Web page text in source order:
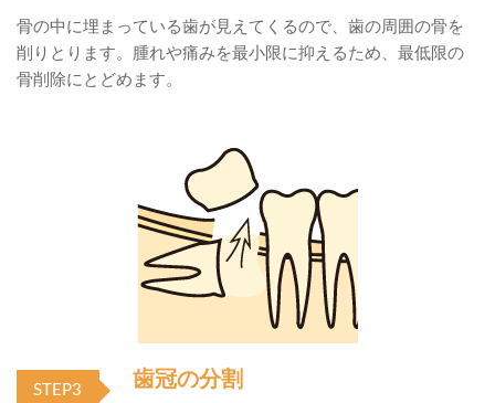
骨の中に埋まっている歯が見えてくるので、歯の周囲の骨を
削りとります。腫れや痛みを最小限に抑えるため、最低限の
骨削除にとどめます。
STEP3 歯冠の分割